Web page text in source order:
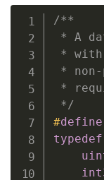
/**
* A
* with
*
*
*/
#define
typedef